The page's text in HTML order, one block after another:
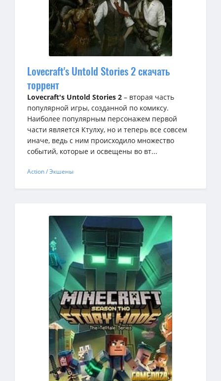
Lovecraft's Untold Stories 2 скачать
торрент
Lovecraft's Untold Stories 2 – вторая часть
популярной игры, созданной по комиксу.
Наиболее популярным персонажем первой
части является Ктулху, но и теперь все совсем
иначе, ведь с ним происходило множество
событий, которые и освещены во вт...
Action / Экшены